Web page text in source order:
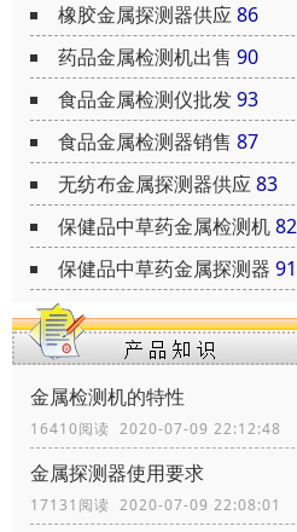
橡胶金属探测器供应86
药品金属检测机出售 90
食品金属检测仪批发93
食品金属检测器销售 87
无纺布金属探测器供应83
保健品中草药金属检测机82
保健品中草药金属探测器 91
金属检测机的特性
16410阅读 2020-07-09 22:12:48
金属探测器使用要求
17131阅读 2020-07-09 22:08:01